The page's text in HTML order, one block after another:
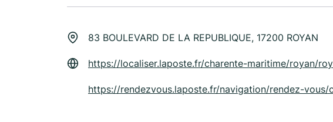
83 BOULEVARD DE LA REPUBLIQUE, 17200 ROYAN
https://localiser.laposte.fr/charente-maritime/royan/
https://rendezvous.laposte.fr/navigation/rendez-vous/